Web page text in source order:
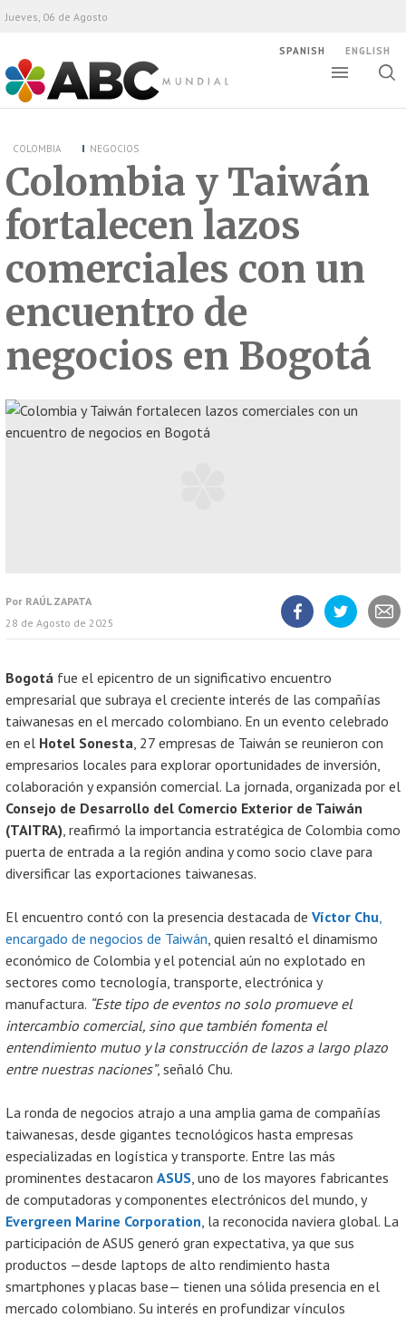
ABC Mundial
Jueves, 06 de Agosto
SPANISH ENGLISH
COLOMBIA NEGOCIOS
Colombia y Taiwán
fortalecen lazos
comerciales con un
encuentro de
negocios en Bogotá
Por RAÚL ZAPATA
28 de Agosto de 2025
Bogotá fue el epicentro de un significativo encuentro
empresarial que subraya el creciente interés de las compañías
taiwanesas en el mercado colombiano. En un evento celebrado
en el Hotel Sonesta, 27 empresas de Taiwán se reunieron con
empresarios locales para explorar oportunidades de inversión,
colaboración y expansión comercial. La jornada, organizada por el
Consejo de Desarrollo del Comercio Exterior de Taiwán
(TAITRA), reafirmó la importancia estratégica de Colombia como
puerta de entrada a la región andina y como socio clave para
diversificar las exportaciones taiwanesas.
El encuentro contó con la presencia destacada de Víctor Chu,
encargado de negocios de Taiwán, quien resaltó el dinamismo
económico de Colombia y el potencial aún no explotado en
sectores como tecnología, transporte, electrónica y
manufactura. “Este tipo de eventos no solo promueve el
intercambio comercial, sino que también fomenta el
entendimiento mutuo y la construcción de lazos a largo plazo
entre nuestras naciones”, señaló Chu.
La ronda de negocios atrajo a una amplia gama de compañías
taiwanesas, desde gigantes tecnológicos hasta empresas
especializadas en logística y transporte. Entre las más
prominentes destacaron ASUS, uno de los mayores fabricantes
de computadoras y componentes electrónicos del mundo, y
Evergreen Marine Corporation, la reconocida naviera global. La
participación de ASUS generó gran expectativa, ya que sus
productos —desde laptops de alto rendimiento hasta
smartphones y placas base— tienen una sólida presencia en el
mercado colombiano. Su interés en profundizar vínculos